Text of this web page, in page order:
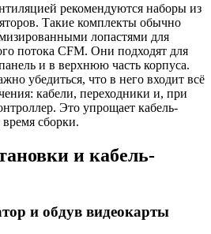
рекомендуются наборы из
Такие комплекты обычно
лопастями для
потока CFM. Они подходят для
и в верхнюю часть корпуса.
убедиться, что в него входит всё
кабели, переходники и, при
Это упрощает кабель-
сборки.
и кабель-
и обдув видеокарты